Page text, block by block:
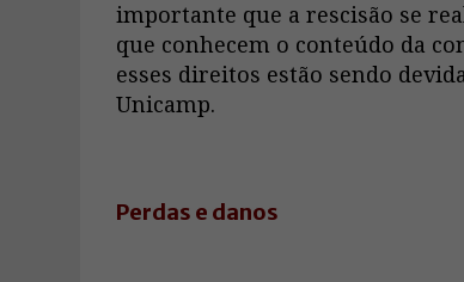
importante que a rescisão se
que conhecem o conteúdo da
esses direitos estão sendo
Unicamp.
Perdas e danos